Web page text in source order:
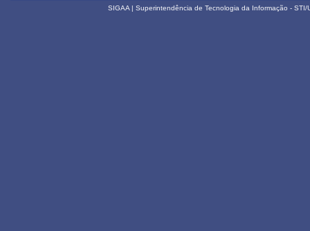
SIGAA | Superintendência de Tecnologia da Informação -